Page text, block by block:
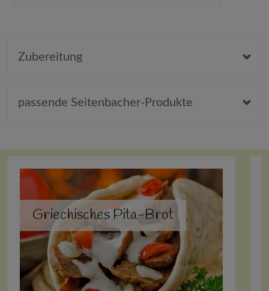
Zubereitung
passende Seitenbacher-Produkte
Griechisches Pita-Brot